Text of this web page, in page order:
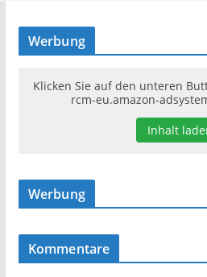
Werbung
Klicken Sie auf den unteren
rcm-eu.amazon-
Inhalt
Werbung
Kommentare